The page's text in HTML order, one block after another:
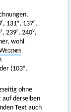
r, 131v, 137r,
r, 239r, 240v,
wohl
(103v,
ohne
auf derselben
Text auch